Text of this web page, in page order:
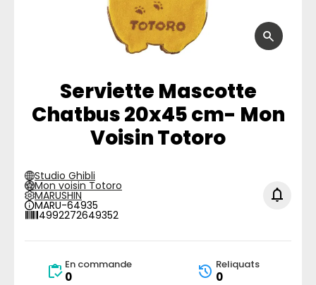
Serviette Mascotte
Chatbus 20x45 cm- Mon
Voisin Totoro
Studio Ghibli
Mon voisin Totoro
MARUSHIN
MARU-64935
4992272649352
En commande
0
Reliquats
0